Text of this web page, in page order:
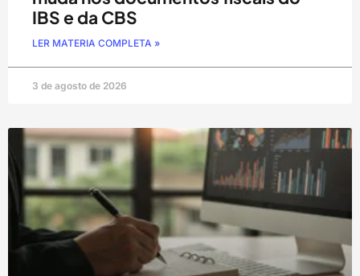
IBS e da CBS
LER MATERIA COMPLETA »
3 de agosto de 2026